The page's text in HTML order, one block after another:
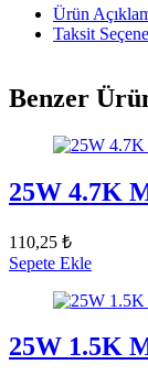
Ürün
Taksit
Benzer
25W 4.7K
110,25 ₺
Sepete Ekle
25W 1.5K